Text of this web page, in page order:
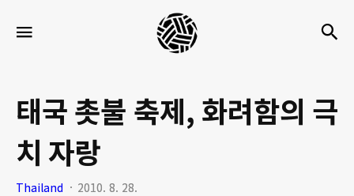
세
팍
크
로
태국 촛불 축제, 화려함의 극
치 자랑
Thailand 2010. 8. 28.